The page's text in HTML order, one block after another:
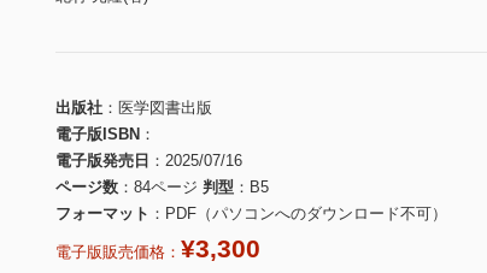
出版社
医学図書出版
電子版ISBN
電子版発売日
2025/07/16
ページ数
84ページ 判型
B5
フォーマット
PDF（パソコンへのダウンロード不可）
電子版販売価格： ¥3,300